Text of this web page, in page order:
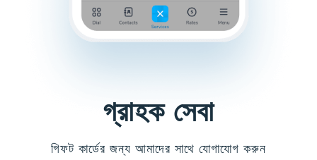
গ্রাহক সেবা
গিফট কার্ডের জন্য আমাদের সাথে যোগাযোগ করুন